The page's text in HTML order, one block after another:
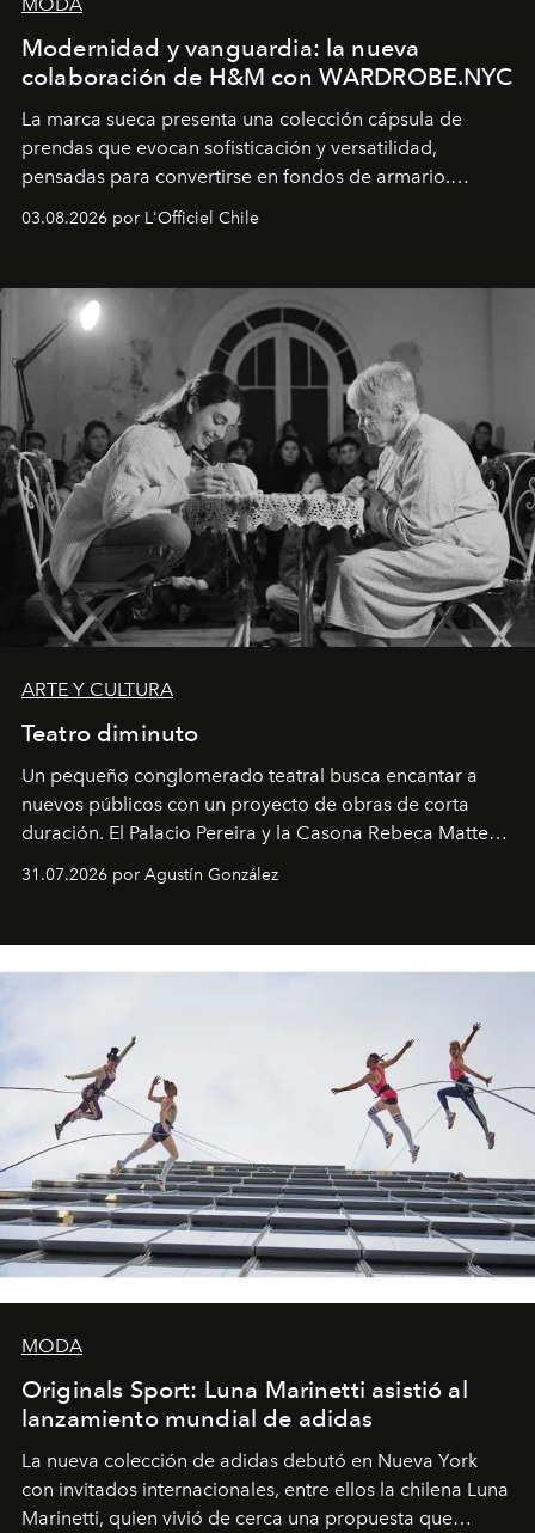
MODA
Modernidad y vanguardia: la nueva
colaboración de H&M con WARDROBE.NYC
La marca sueca presenta una colección cápsula de
prendas que evocan sofisticación y versatilidad,
pensadas para convertirse en fondos de armario.
Disponible en Chile desde el 6 de agosto.
03.08.2026 por L'Officiel Chile
ARTE Y CULTURA
Teatro diminuto
Un pequeño conglomerado teatral busca encantar a
nuevos públicos con un proyecto de obras de corta
duración. El Palacio Pereira y la Casona Rebeca Matte
son algunos de los lugares que han albergado estas
miniobras. Sus puestas en escena son limpias; ponen el
31.07.2026 por Agustín González
MODA
Originals Sport: Luna Marinetti asistió al
lanzamiento mundial de adidas
La nueva colección de adidas debutó en Nueva York
con invitados internacionales, entre ellos la chilena Luna
Marinetti, quien vivió de cerca una propuesta que